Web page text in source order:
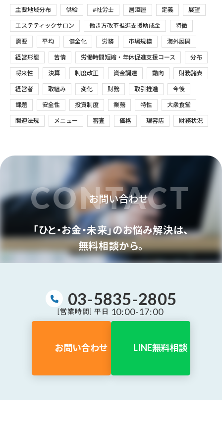
主要地域分布 供給 #社労士 居酒屋 定義 展望
エステティックサロン 働き方改革推進支援助成金 特徴
需要 平均 健全化 労務 市場規模 海外展開
経営形態 苦情 労働時間短縮・年休促進支援コース 分布
将来性 決算 制度改正 資金調達 動向 財務諸表
経営者 取組み 変化 財務 取引推進 今後
課題 安全性 投資制度 業務 特性 大衆食堂
関連法規 メニュー 審査 価格 理容店 財務状況
CONTACT
お問い合わせ
「ひと・お金・未来」のお悩み解決は、
無料相談から。
03-5835-2805
[営業時間] 平日 10:00-17:00
お問い合わせ LINE無料相談